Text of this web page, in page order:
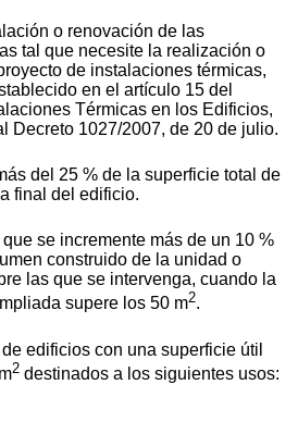
o renovación de las
tal que necesite la realización o
de instalaciones térmicas,
en el artículo 15 del
Térmicas en los Edificios,
Decreto 1027/2007, de 20 de julio.
del 25 % de la superficie total de
final del edificio.
se incremente más de un 10 %
construido de la unidad o
las que se intervenga, cuando la
supere los 50 m2.
edificios con una superficie útil
2 destinados a los siguientes usos: